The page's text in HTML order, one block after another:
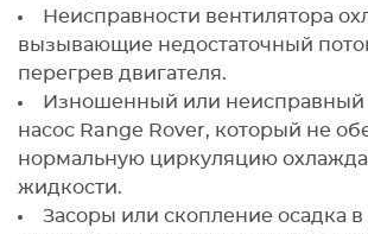
Неисправности вентилятора
вызывающие недостаточный
перегрев двигателя.
Изношенный или неисправный
насос Range Rover, который не
нормальную циркуляцию
жидкости.
Засоры или скопление осадка в